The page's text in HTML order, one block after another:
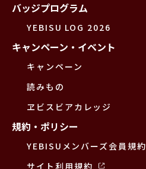
バッジプログラム
YEBISU LOG 2026
キャンペーン・イベント
キャンペーン
読みもの
ヱビスビアカレッジ
規約・ポリシー
YEBISUメンバーズ会員規約
サイト利用規約